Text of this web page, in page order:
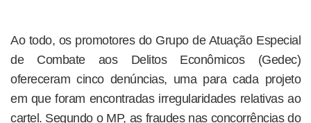
Ao todo, os promotores do Grupo de Atuação Especial
de Combate aos Delitos Econômicos (Gedec)
ofereceram cinco denúncias, uma para cada projeto
em que foram encontradas irregularidades relativas ao
cartel. Segundo o MP, as fraudes nas concorrências do